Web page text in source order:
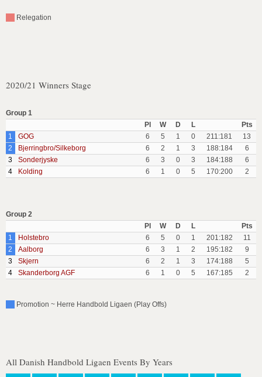
Relegation
2020/21 Winners Stage
Group 1
Pl
W D L
Pts
1
GOG 6 5 1 0 211:181
13
2
Bjerringbro/Silkeborg 6 2 1 3 188:184
6
3
Sonderjyske 6 3 0 3 184:188
6
4
Kolding 6 1 0 5 170:200 2
Group 2
Pl
W D L
Pts
1
Holstebro 6 5 0 1 201:182
11
2
Aalborg 6 3 1 2 195:182
9
3
Skjern 6 2 1 3 174:188
5
4
Skanderborg AGF 6 1 0 5 167:185 2
Promotion ~ Herre Handbold Ligaen (Play Offs)
All Danish Handbold Ligaen Events By Years